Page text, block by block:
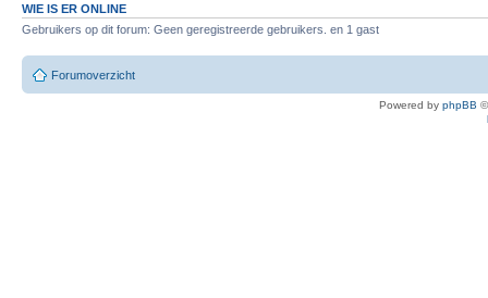
WIE IS ER ONLINE
Gebruikers op dit forum: Geen geregistreerde gebruikers. en 1 gast
Forumoverzicht
Powered by phpBB